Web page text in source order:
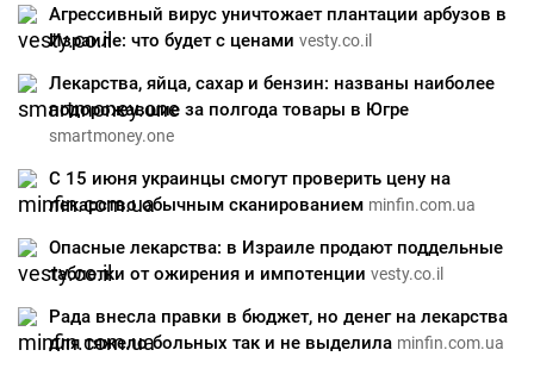
Агрессивный вирус уничтожает плантации арбузов в
Израиле: что будет с ценами vesty.co.il
Лекарства, яйца, сахар и бензин: названы наиболее
подорожавшие за полгода товары в Югре
smartmoney.one
С 15 июня украинцы смогут проверить цену на
лекарство обычным сканированием minfin.com.ua
Опасные лекарства: в Израиле продают поддельные
таблетки от ожирения и импотенции vesty.co.il
Рада внесла правки в бюджет, но денег на лекарства
для тяжело больных так и не выделила minfin.com.ua